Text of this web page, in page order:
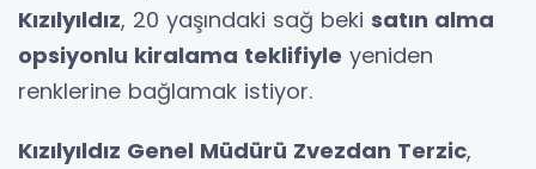
Kızılyıldız, 20 yaşındaki sağ beki satın alma
opsiyonlu kiralama teklifiyle yeniden
renklerine bağlamak istiyor.
Kızılyıldız Genel Müdürü Zvezdan Terzic,